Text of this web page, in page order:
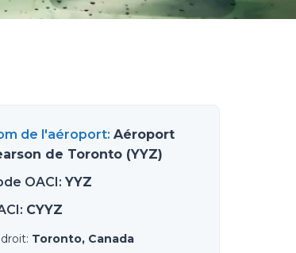
de l'aéroport: Aéroport
de Toronto (YYZ)
OACI: YYZ
: CYYZ
: Toronto, Canada